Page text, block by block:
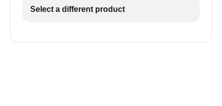
Select a different product